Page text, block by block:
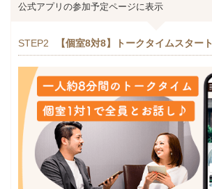
公式アプリの参加予定ページに表示
STEP2 【個室8対8】トークタイムスタート